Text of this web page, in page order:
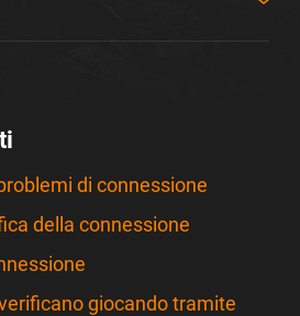
di connessione
della connessione
giocando tramite